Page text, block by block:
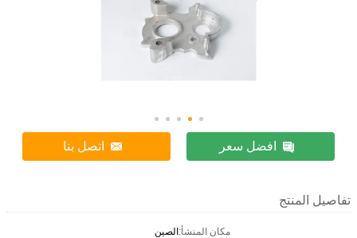
افضل سعر اتصل بنا
تفاصيل المنتج
مكان المنشأ:الصين